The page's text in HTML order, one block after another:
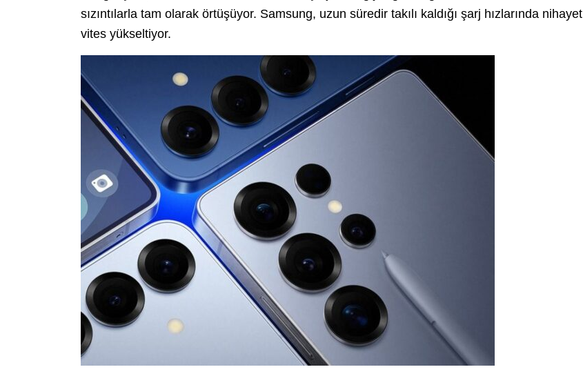
sızıntılarla tam olarak örtüşüyor. Samsung, uzun süredir takılı kaldığı şarj hızlarında nihayet
vites yükseltiyor.